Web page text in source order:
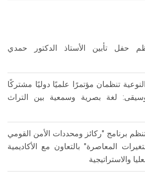
حفل تأبين الأستاذ الدكتور حمدي
النوعية تنظمان مؤتمرًا علميًا دوليًا مشتركًا
لغة بصرية وسمعية بين التراث
برنامج "ركائز ومحددات الأمن القومي
المعاصرة" بالتعاون مع الأكاديمية
والاستراتيجية